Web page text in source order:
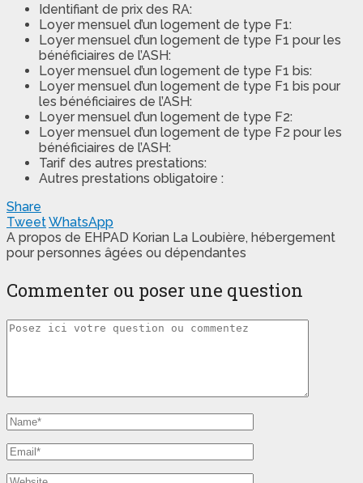
Identifiant de prix des RA:
Loyer mensuel d’un logement de type F1:
Loyer mensuel d’un logement de type F1 pour les
bénéficiaires de l’ASH:
Loyer mensuel d’un logement de type F1 bis:
Loyer mensuel d’un logement de type F1 bis pour
les bénéficiaires de l’ASH:
Loyer mensuel d’un logement de type F2:
Loyer mensuel d’un logement de type F2 pour les
bénéficiaires de l’ASH:
Tarif des autres prestations:
Autres prestations obligatoire :
Share
TweetWhatsApp
A propos de EHPAD Korian La Loubière, hébergement
pour personnes âgées ou dépendantes
Commenter ou poser une question